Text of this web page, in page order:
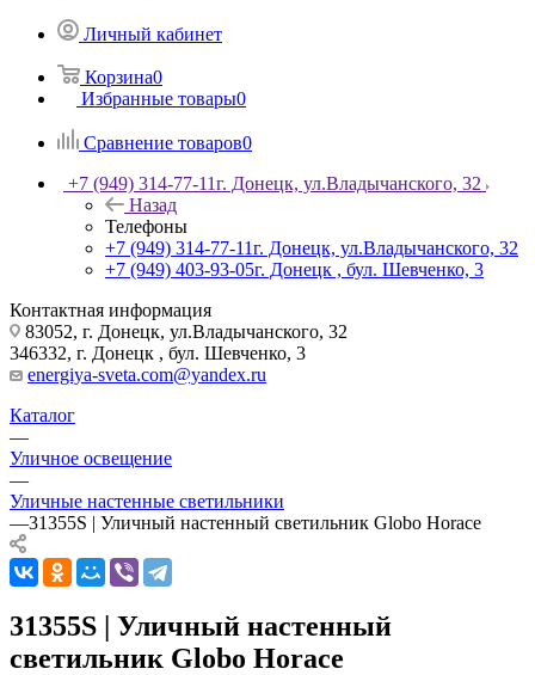
Личный кабинет
Корзина0
Избранные товары0
Сравнение товаров0
+7 (949) 314-77-11г. Донецк, ул.Владычанского, 32
Назад
Телефоны
+7 (949) 314-77-11г. Донецк, ул.Владычанского, 32
+7 (949) 403-93-05г. Донецк , бул. Шевченко, 3
Контактная информация
83052, г. Донецк, ул.Владычанского, 32
346332, г. Донецк , бул. Шевченко, 3
energiya-sveta.com@yandex.ru
Каталог
—
Уличное освещение
—
Уличные настенные светильники
—31355S | Уличный настенный светильник Globo Horace
31355S | Уличный настенный
светильник Globo Horace